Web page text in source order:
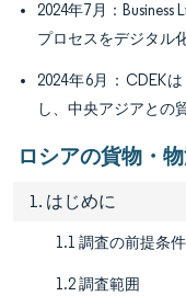
2024年7月：
プロセスをデジタル
2024年6月：CDEK
し、中央アジアとの
ロシアの貨物・
1. はじめに
1.1 調査の前提条
1.2 調査範囲